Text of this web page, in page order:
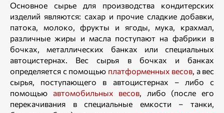
Основное сырье для производства кондитерских
изделий являются: сахар и прочие сладкие добавки,
патока, молоко, фрукты и ягоды, мука, крахмал,
различные жиры и масла поступают на фабрики в
бочках, металлических банках или специальных
автоцистернах. Вес сырья в бочках и банках
определяется с помощью платформенных весов, а вес
сырья, поступающего в автоцистернах – либо с
помощью автомобильных весов, либо (после его
перекачивания в специальные емкости – танки,